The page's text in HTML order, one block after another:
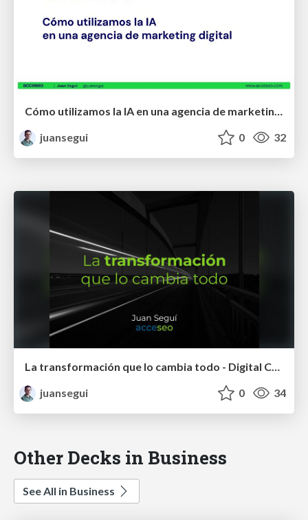
juansegui
0 32
La transformación que lo cambia todo - Digital Change Day
juansegui
0 34
Other Decks in Business
See All in Business